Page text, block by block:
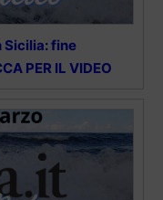
Sicilia: fine
PER IL VIDEO